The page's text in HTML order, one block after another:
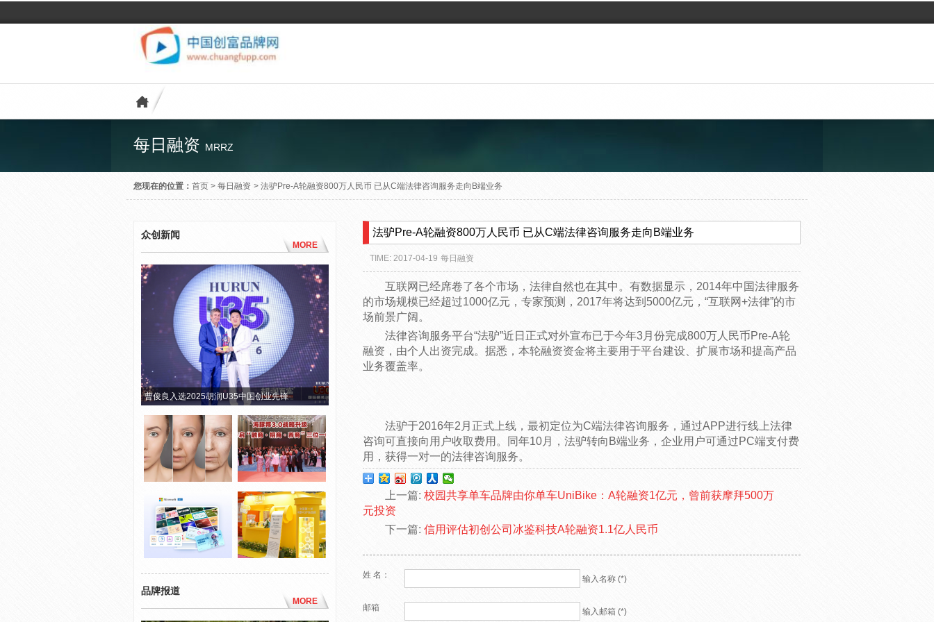
每日融资 MRRZ
您现在的位置： 首页 > 每日融资 > 法驴Pre-A轮融资800万人民币 已从C端法律咨询服务走向B端业务
众创新闻
MORE
曹俊良入选2025胡润U35中国创业先锋
品牌报道
MORE
法驴Pre-A轮融资800万人民币 已从C端法律咨询服务走向B端业务
TIME: 2017-04-19 每日融资
互联网已经席卷了各个市场，法律自然也在其中。有数据显示，2014年中国法律服务
的市场规模已经超过1000亿元，专家预测，2017年将达到5000亿元，“互联网+法律”的市
场前景广阔。
法律咨询服务平台“法驴”近日正式对外宣布已于今年3月份完成800万人民币Pre-A轮
融资，由个人出资完成。据悉，本轮融资资金将主要用于平台建设、扩展市场和提高产品
业务覆盖率。
法驴于2016年2月正式上线，最初定位为C端法律咨询服务，通过APP进行线上法律
咨询可直接向用户收取费用。同年10月，法驴转向B端业务，企业用户可通过PC端支付费
用，获得一对一的法律咨询服务。
上一篇: 校园共享单车品牌由你单车UniBike：A轮融资1亿元，曾前获摩拜500万
元投资
下一篇: 信用评估初创公司冰鉴科技A轮融资1.1亿人民币
姓 名： 输入名称 (*)
邮箱 输入邮箱 (*)